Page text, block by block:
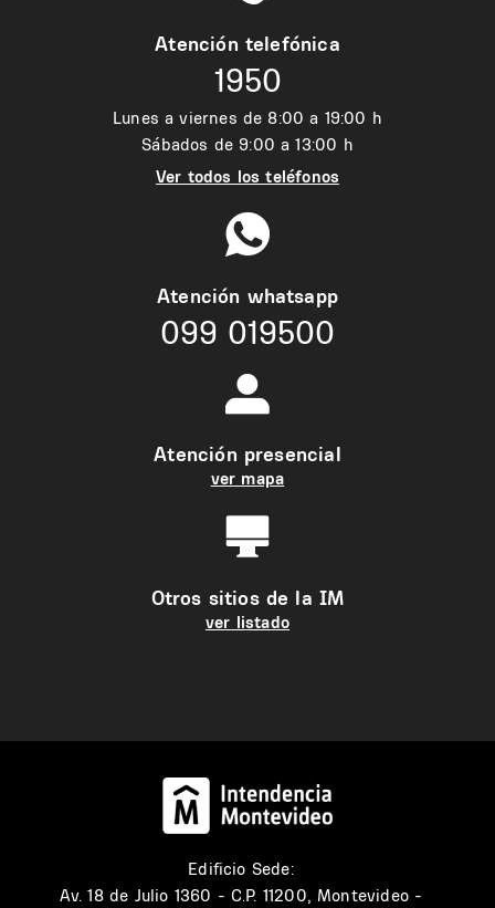
Atención telefónica
1950
Lunes a viernes de 8:00 a 19:00 h
Sábados de 9:00 a 13:00 h
Ver todos los teléfonos
Atención whatsapp
099 019500
Atención presencial
ver mapa
Otros sitios de la IM
ver listado
Edificio Sede:
Av. 18 de Julio 1360 - C.P. 11200, Montevideo -